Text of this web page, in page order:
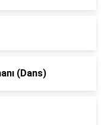
(Dans)